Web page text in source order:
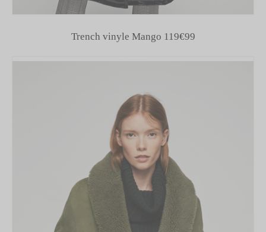
Trench vinyle Mango 119€99